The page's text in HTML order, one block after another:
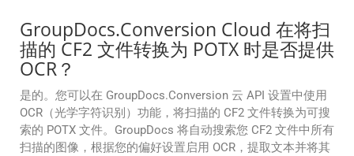
GroupDocs.Conversion Cloud 在将扫
描的 CF2 文件转换为 POTX 时是否提供
OCR？
是的。您可以在 GroupDocs.Conversion 云 API 设置中使用
OCR（光学字符识别）功能，将扫描的 CF2 文件转换为可搜
索的 POTX 文件。GroupDocs 将自动搜索您 CF2 文件中所有
扫描的图像，根据您的偏好设置启用 OCR，提取文本并将其